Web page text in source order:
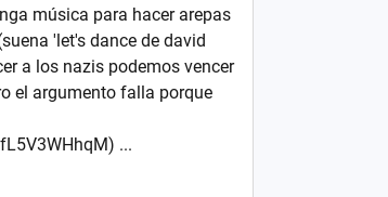
música para hacer arepas
'let's dance de david
a los nazis podemos vencer
el argumento falla porque
...